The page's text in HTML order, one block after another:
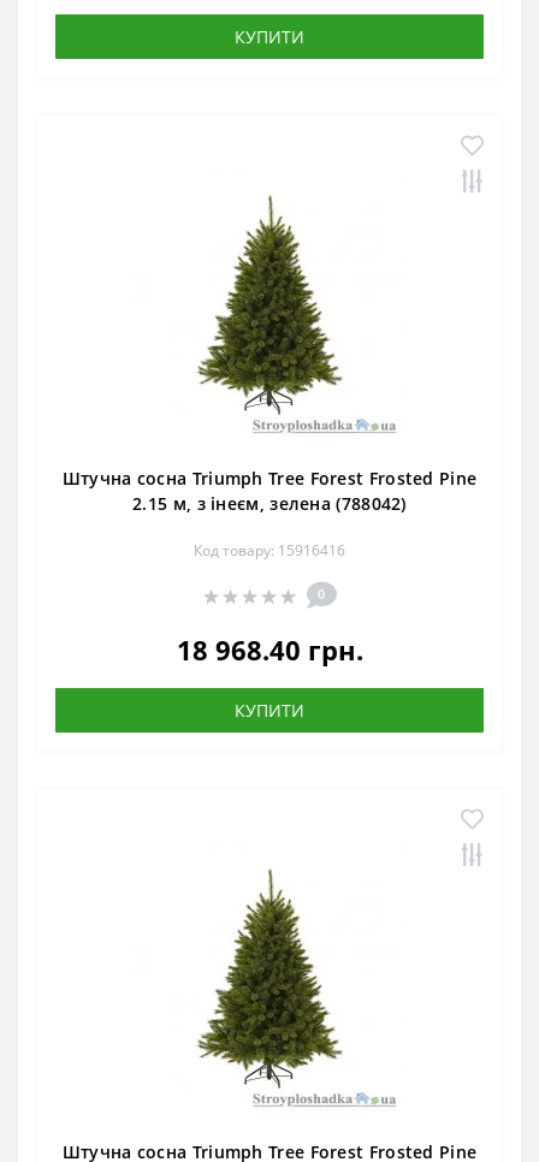
КУПИТИ
Штучна сосна Triumph Tree Forest Frosted Pine
2.15 м, з інеєм, зелена (788042)
Код товару: 15916416
0
18 968.40 грн.
КУПИТИ
Штучна сосна Triumph Tree Forest Frosted Pine